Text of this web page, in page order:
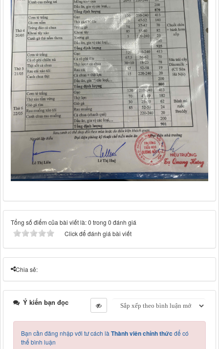
Tổng số điểm của bài viết là: 0 trong 0 đánh giá
Click để đánh giá bài viết
Chia sẻ:
Ý kiến bạn đọc
Bạn cần đăng nhập với tư cách là Thành viên chính thứcđể có
thể bình luận